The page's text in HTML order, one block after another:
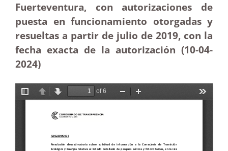
Fuerteventura, con autorizaciones de
puesta en funcionamiento otorgadas y
resueltas a partir de julio de 2019, con la
fecha exacta de la autorización (10-04-
2024)